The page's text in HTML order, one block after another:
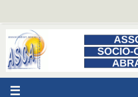
contenu